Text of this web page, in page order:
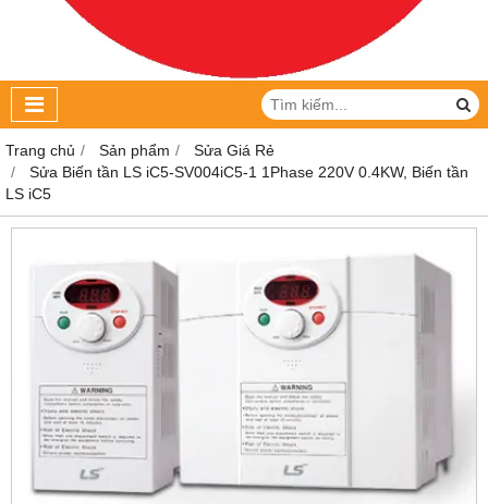
Trang chủ Sản phẩm
Sửa Giá Rẻ
Sửa Biến tần LS iC5-SV004iC5-1 1Phase 220V 0.4KW, Biến tần
LS iC5